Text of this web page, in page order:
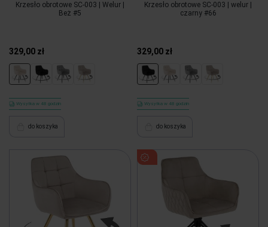
Krzesło obrotowe SC-003 | Welur |
Beż #5
329,00 zł
Wysyłka w 48 godzin
do koszyka
Krzesło obrotowe SC-003 | welur |
czarny #66
329,00 zł
Wysyłka w 48 godzin
do koszyka